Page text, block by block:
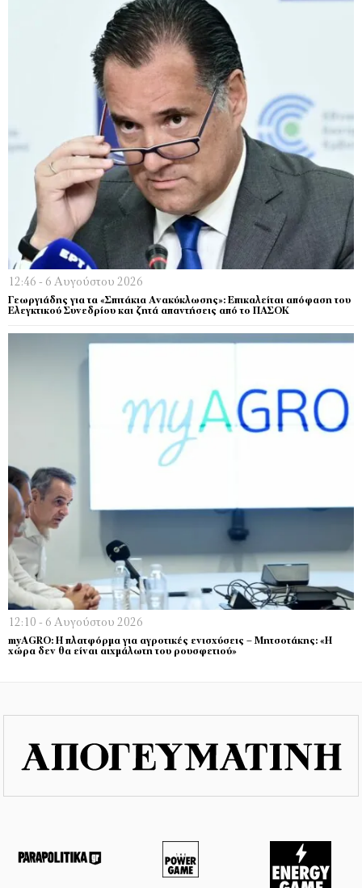
12:46 - 6 Αυγούστου 2026
Γεωργιάδης για τα «Σπιτάκια Ανακύκλωσης»: Επικαλείται απόφαση του
Ελεγκτικού Συνεδρίου και ζητά απαντήσεις από το ΠΑΣΟΚ
12:10 - 6 Αυγούστου 2026
myAGRO: Η πλατφόρμα για αγροτικές ενισχύσεις – Μητσοτάκης: «Η
χώρα δεν θα είναι αιχμάλωτη του ρουσφετιού»